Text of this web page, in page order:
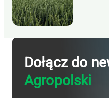
Dołącz do
Agropolski